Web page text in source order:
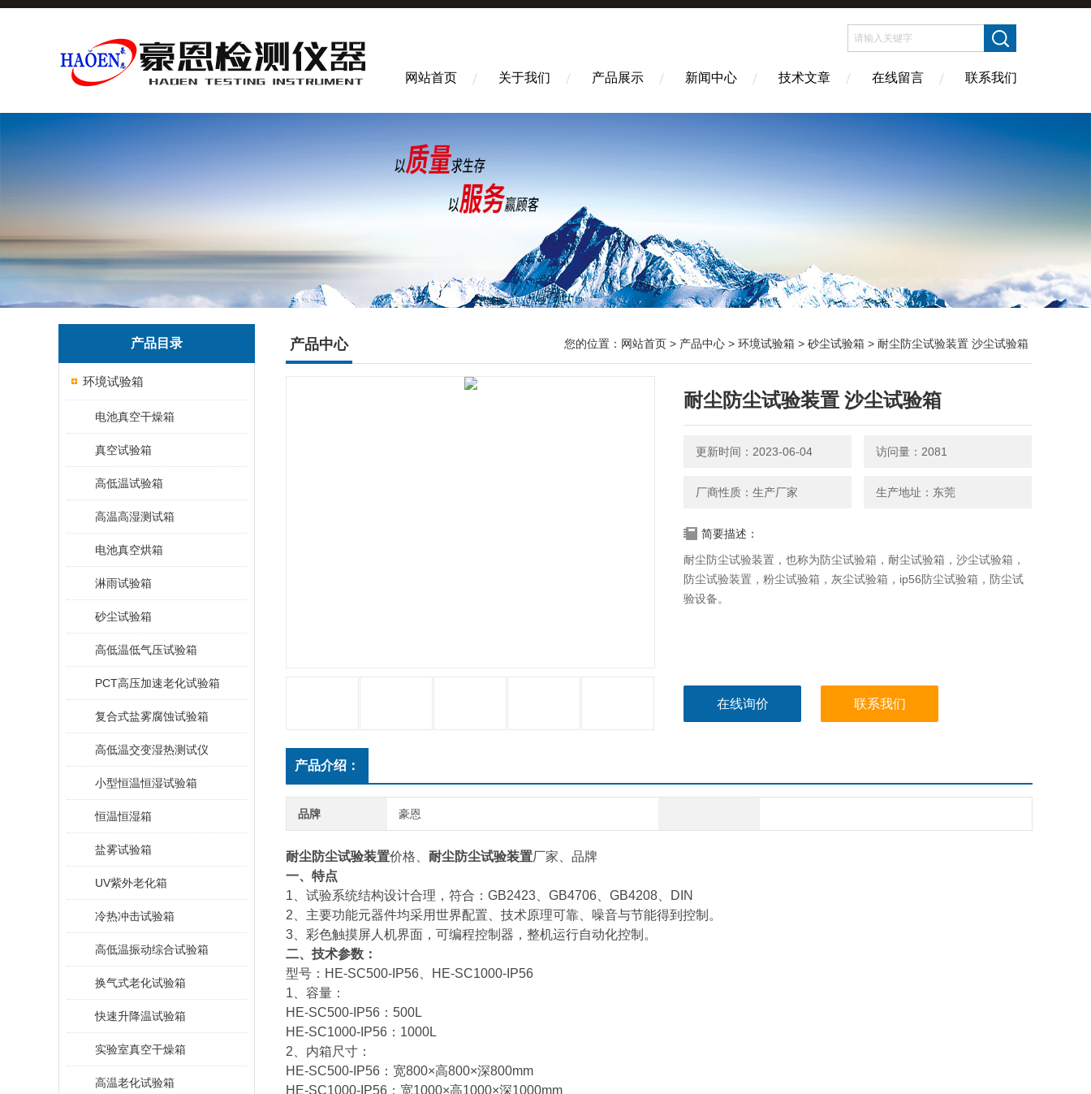
网站首页 关于我们 产品展示 新闻中心 技术文章 在线留言 联系我们
产品目录
环境试验箱
电池真空干燥箱
真空试验箱
高低温试验箱
高温高湿测试箱
电池真空烘箱
淋雨试验箱
砂尘试验箱
高低温低气压试验箱
PCT高压加速老化试验箱
复合式盐雾腐蚀试验箱
高低温交变湿热测试仪
小型恒温恒湿试验箱
恒温恒湿箱
盐雾试验箱
UV紫外老化箱
冷热冲击试验箱
高低温振动综合试验箱
换气式老化试验箱
快速升降温试验箱
实验室真空干燥箱
高温老化试验箱
产品中心 您的位置： 网站首页 > 产品中心 > 环境试验箱 > 砂尘试验箱 > 耐尘防尘试验装置 沙尘试验箱
耐尘防尘试验装置 沙尘试验箱
更新时间：2023-06-04 访问量：2081
厂商性质：生产厂家 生产地址：东莞
简要描述：
耐尘防尘试验装置，也称为防尘试验箱，耐尘试验箱，沙尘试验箱，
防尘试验装置，粉尘试验箱，灰尘试验箱，ip56防尘试验箱，防尘试
验设备。
在线询价 联系我们
产品介绍：
品牌 豪恩
耐尘防尘试验装置价格、 耐尘防尘试验装置厂家、 品牌
一、特点
1、试验系统结构设计合理，符合：GB2423、GB4706、GB4208、DIN
2、主要功能元器件均采用世界配置、技术原理可靠、噪音与节能得到控制。
3、彩色触摸屏人机界面，可编程控制器，整机运行自动化控制。
二、 技术参数：
型号：HE-SC500-IP56、HE-SC1000-IP56
1、容量：
HE-SC500-IP56：500L
HE-SC1000-IP56：1000L
2、内箱尺寸：
HE-SC500-IP56：宽800×高800×深800mm
HE-SC1000-IP56：宽1000×高1000×深1000mm